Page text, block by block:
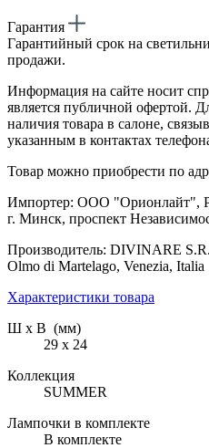
Гарантия
Гарантийный срок на
продажи.
Информация на сайте носит
является публичной офертой.
наличия товара в салоне,
указанным в контактах
Товар можно приобрести по
Импортер: ООО "Орионлайт",
г. Минск, проспект
Производитель: DIVINARE
Olmo di Martelago, Venezia, Italia
Характеристики товара
Ш х В (мм)
29 х 24
Коллекция
SUMMER
Лампочки в комплекте
В комплекте